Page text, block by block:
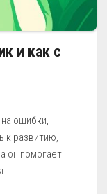
и как с
ошибки,
к развитию,
он помогает